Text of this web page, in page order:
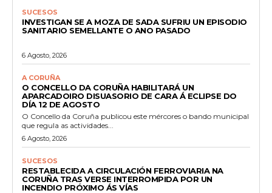
SUCESOS
INVESTIGAN SE A MOZA DE SADA SUFRIU UN EPISODIO
SANITARIO SEMELLANTE O ANO PASADO
6 Agosto, 2026
A CORUÑA
O CONCELLO DA CORUÑA HABILITARÁ UN
APARCADOIRO DISUASORIO DE CARA Á ECLIPSE DO
DÍA 12 DE AGOSTO
O Concello da Coruña publicou este mércores o bando municipal
que regula as actividades...
6 Agosto, 2026
SUCESOS
RESTABLECIDA A CIRCULACIÓN FERROVIARIA NA
CORUÑA TRAS VERSE INTERROMPIDA POR UN
INCENDIO PRÓXIMO ÁS VÍAS